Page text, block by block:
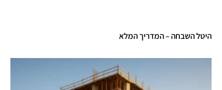
היטל השבחה – המדריך המלא